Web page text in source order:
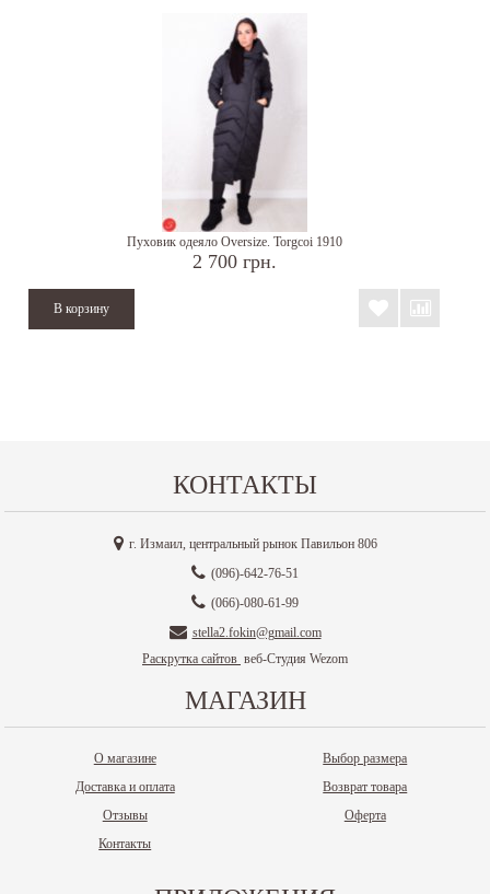
Пуховик одеяло Oversize. Torgcoi 1910
2 700 грн.
КОНТАКТЫ
г. Измаил, центральный рынок Павильон 806
(096)-642-76-51
(066)-080-61-99
stella2.fokin@gmail.com
Раскрутка сайтов веб-Студия Wezom
МАГАЗИН
О магазине
Выбор размера
Доставка и оплата
Возврат товара
Отзывы
Оферта
Контакты